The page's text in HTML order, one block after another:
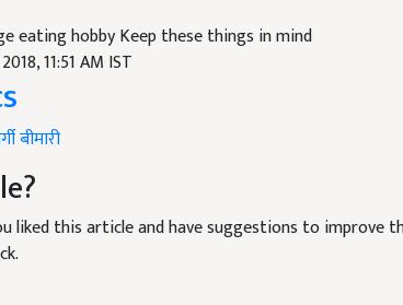
eating hobby Keep these things in mind
11:51 AM IST
बीमारी
liked this article and have suggestions to improve